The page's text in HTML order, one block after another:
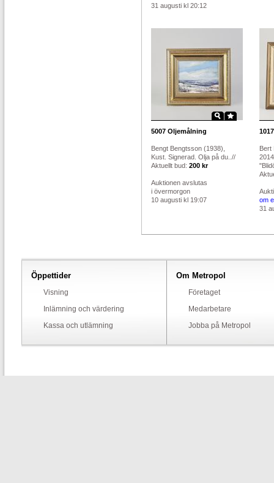
31 augusti kl 20:12
5007 Oljemålning
Bengt Bengtsson (1938),
Kust. Signerad. Olja på du..//
Aktuellt bud: 200 kr
Auktionen avslutas
i övermorgon
10 augusti kl 19:07
1017
Bert
om
31
Öppettider
Visning
Inlämning och värdering
Kassa och utlämning
Om Metropol
Företaget
Medarbetare
Jobba på Metropol